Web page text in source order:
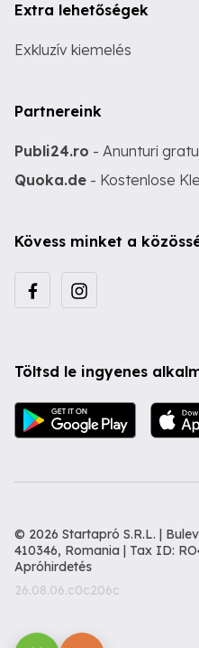
Extra lehetőségek
Exkluzív kiemelés
Partnereink
Publi24.ro - Anunturi
Quoka.de - Kostenlose
Kövess minket a
Töltsd le ingyenes
© 2026 Startapró S.R.L. |
410346, Romania | Tax ID:
Apróhirdetés
26.08.06.c0c206c